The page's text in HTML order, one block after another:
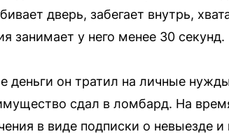
дверь, забегает внутрь,
занимает у него менее 30 секунд.
деньги он тратил на личные
сдал в ломбард. На
в виде подписки о невыезде